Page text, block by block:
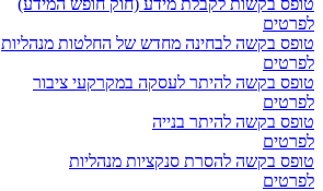
לפרטים
טופס בקשה לבחינה מחדש של החלטות מנהליות
לפרטים
טופס בקשה להיתר לעסקה במקרקעי ציבור
לפרטים
טופס בקשה להיתר בנייה
לפרטים
טופס בקשה להסרת סנקציות מנהליות
לפרטים